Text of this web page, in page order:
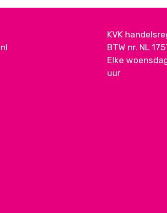
KVK
BTW nr. NL
Elke
uur